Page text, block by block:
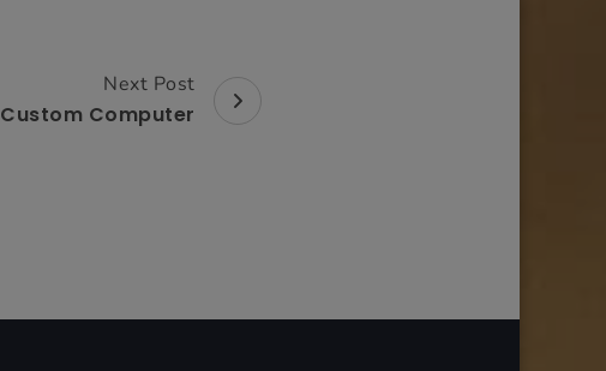
Next Post
Custom Computer